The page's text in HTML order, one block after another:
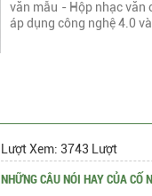
văn mẫu - Hộp nhạc văn
áp dụng công nghệ 4.0
Lượt Xem: 3743 Lượt
NHỮNG CÂU NÓI HAY CỦA CỐ